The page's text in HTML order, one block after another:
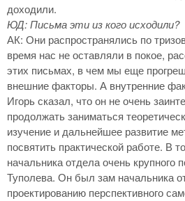
доходили.
ЮД: Письма эти из кого исходили?
АК: Они распространялись по
время нас не оставляли в покое,
этих письмах, в чем мы еще
внешние факторы. А внутренние
Игорь сказал, что он не очень
продолжать заниматься
изучение и дальнейшее развитие
посвятить практической работе. В
начальника отдела очень крупного
Туполева. Он был зам начальника
проектированию перспективного